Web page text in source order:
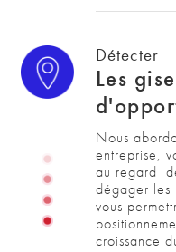
Détecter
Les
Nous
entreprise,
au regard
dégager les
vous
croissance